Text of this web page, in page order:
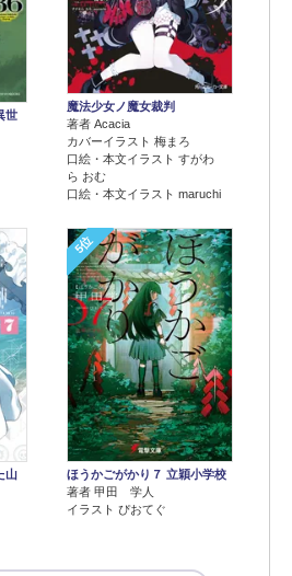
世
魔法少女ノ魔女裁判
著者 Acacia
カバーイラスト 梅まろ
口絵・本文イラスト すがわ
ら おむ
口絵・本文イラスト maruchi
山
5位
ほうかごがかり７ 立穎小学校
著者 甲田 学人
イラスト ぴおてぐ